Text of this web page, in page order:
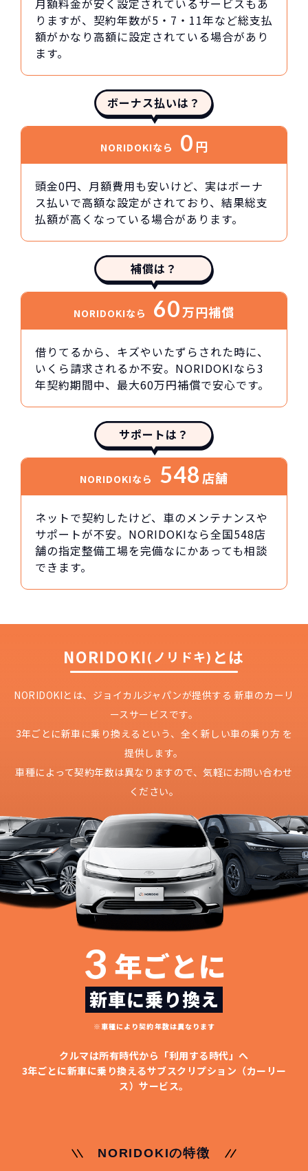
月額料金が安く設定されているサービスもあ
りますが、契約年数が5・7・11年など総支払
額がかなり高額に設定されている場合があり
ます。
ボーナス払いは？
NORIDOKIなら 0円
頭金0円、月額費用も安いけど、実はボーナ
ス払いで高額な設定がされており、結果総支
払額が高くなっている場合があります。
補償は？
NORIDOKIなら 60万円補償
借りてるから、キズやいたずらされた時に、
いくら請求されるか不安。NORIDOKIなら3
年契約期間中、最大60万円補償で安心です。
サポートは？
NORIDOKIなら 548 店舗
ネットで契約したけど、車のメンテナンスや
サポートが不安。NORIDOKIなら全国548店
舗の指定整備工場を完備なにかあっても相談
できます。
NORIDOKI(ノリドキ) とは
NORIDOKIとは、ジョイカルジャパンが提供する 新車のカーリ
ースサービスです。
3年ごとに新車に乗り換えるという、 全く新しい車の乗り方 を
提供します。
車種によって契約年数は異なりますので、気軽にお問い合わせ
ください。
3 年ごとに
新車に乗り換え
※車種により契約年数は異なります
クルマは所有時代から「利用する時代」へ
3年ごとに新車に乗り換えるサブスクリプション（カーリー
ス）サービス。
NORIDOKIの特徴
どこよりも安くご契約いただけます！
NORIDOKIは高残価設定を実現！
頭金不要で超低価格！ 憧れのクルマが手軽に乗れ
ます！
安さの秘密
短期間だから安心！
NORIDOKIなら短期リースでも安いんです！
に新車なので故障の心配がありませんし、急なラ
イフスタイルの変化にも対応が可能です。
3年以内の契約なので、故障リスクが非常
月々定額料金で安心
NORIDOKIなら頭金・ボーナス払い・諸経費・税
金など一切不要！月々「定額料金」をお支払い
いただくだけでご利用いただけます。
諸費用などが不要